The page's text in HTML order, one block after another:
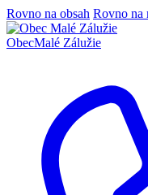
Rovno na obsah Rovno na
ObecMalé Zálužie